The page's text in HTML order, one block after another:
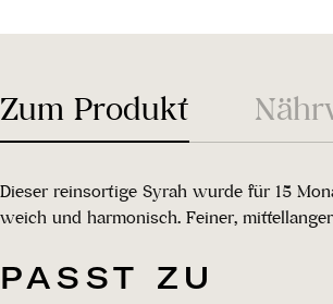
Zum Produkt
Dieser reinsortige Syrah wurde für 15
weich und harmonisch. Feiner,
PASST ZU